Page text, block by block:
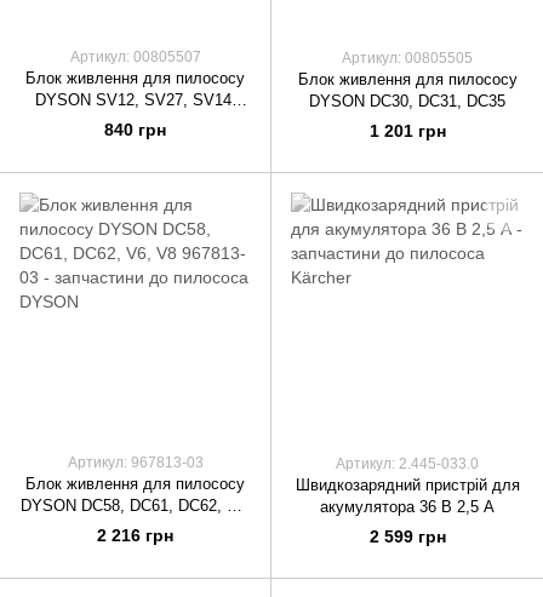
Артикул: 00805507
Блок живлення для пилососу
DYSON SV12, SV27, SV14,
SV15, SV17, SV28, SV16,
SV20, SV26, SV30
840 грн
Артикул: 00805505
Блок живлення для пилососу
DYSON DC30, DC31, DC35
1 201 грн
Артикул: 967813-03
Блок живлення для пилососу
DYSON DC58, DC61, DC62, V6,
V8 967813-03
2 216 грн
Артикул: 2.445-033.0
Швидкозарядний пристрій для
акумулятора 36 В 2,5 А
2 599 грн